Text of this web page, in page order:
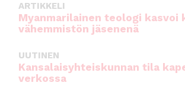
ARTIKKELI
Myanmarilainen teologi kasvoi
vähemmistön jäsenenä
UUTINEN
Kansalaisyhteiskunnan tila
verkossa